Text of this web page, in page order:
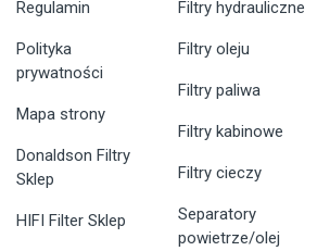
Regulamin
Polityka
prywatności
Mapa strony
Donaldson Filtry
Sklep
HIFI Filter Sklep
Filtry hydrauliczne
Filtry oleju
Filtry paliwa
Filtry kabinowe
Filtry cieczy
Separatory
powietrze/olej